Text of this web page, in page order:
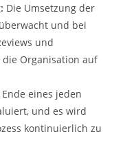
Die Umsetzung der
und bei
und
die Organisation auf
eines jeden
und es wird
kontinuierlich zu